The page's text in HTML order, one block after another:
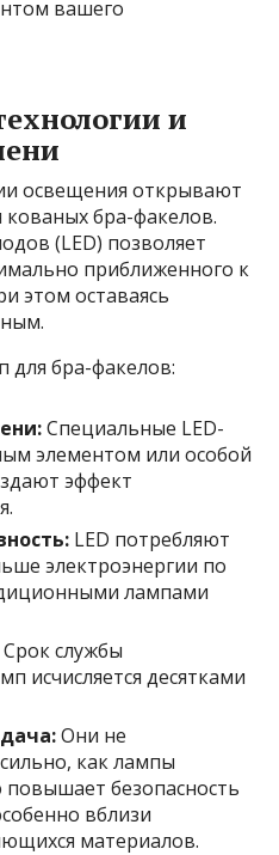
вашего
и
освещения открывают
бра-факелов.
(LED) позволяет
приближенного к
этом оставаясь
для бра-факелов:
Специальные LED-
элементом или особой
эффект
LED потребляют
электроэнергии по
лампами
Срок службы
исчисляется десятками
Они не
как лампы
повышает безопасность
вблизи
материалов.